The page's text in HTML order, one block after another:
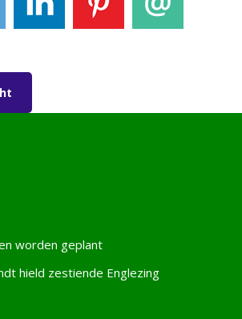
worden geplant
hield zestiende Englezing